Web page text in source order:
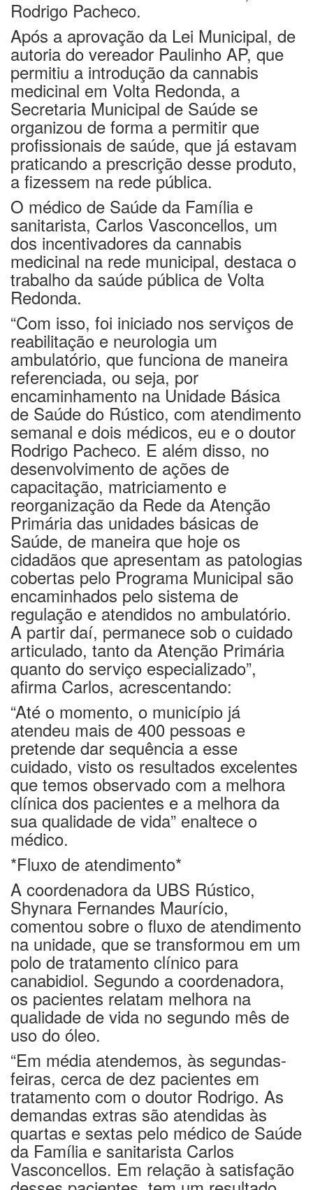
Rodrigo Pacheco.
Após a aprovação da Lei Municipal, de
autoria do vereador Paulinho AP, que
permitiu a introdução da cannabis
medicinal em Volta Redonda, a
Secretaria Municipal de Saúde se
organizou de forma a permitir que
profissionais de saúde, que já estavam
praticando a prescrição desse produto,
a fizessem na rede pública.
O médico de Saúde da Família e
sanitarista, Carlos Vasconcellos, um
dos incentivadores da cannabis
medicinal na rede municipal, destaca o
trabalho da saúde pública de Volta
Redonda.
“Com isso, foi iniciado nos serviços de
reabilitação e neurologia um
ambulatório, que funciona de maneira
referenciada, ou seja, por
encaminhamento na Unidade Básica
de Saúde do Rústico, com atendimento
semanal e dois médicos, eu e o doutor
Rodrigo Pacheco. E além disso, no
desenvolvimento de ações de
capacitação, matriciamento e
reorganização da Rede da Atenção
Primária das unidades básicas de
Saúde, de maneira que hoje os
cidadãos que apresentam as patologias
cobertas pelo Programa Municipal são
encaminhados pelo sistema de
regulação e atendidos no ambulatório.
A partir daí, permanece sob o cuidado
articulado, tanto da Atenção Primária
quanto do serviço especializado”,
afirma Carlos, acrescentando:
“Até o momento, o município já
atendeu mais de 400 pessoas e
pretende dar sequência a esse
cuidado, visto os resultados excelentes
que temos observado com a melhora
clínica dos pacientes e a melhora da
sua qualidade de vida” enaltece o
médico.
*Fluxo de atendimento*
A coordenadora da UBS Rústico,
Shynara Fernandes Maurício,
comentou sobre o fluxo de atendimento
na unidade, que se transformou em um
polo de tratamento clínico para
canabidiol. Segundo a coordenadora,
os pacientes relatam melhora na
qualidade de vida no segundo mês de
uso do óleo.
“Em média atendemos, às segundas-
feiras, cerca de dez pacientes em
tratamento com o doutor Rodrigo. As
demandas extras são atendidas às
quartas e sextas pelo médico de Saúde
da Família e sanitarista Carlos
Vasconcellos. Em relação à satisfação